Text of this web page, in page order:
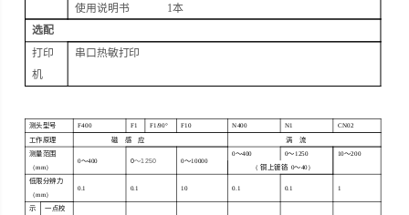
使用说明书
1本
选配
打印
机
串口热敏打印
测头型号 F400 F1 F1/90° F10 N400 N1 CN02
工作原理 磁 感 应 涡
流
测量范围
（mm）
0～400 0～1250 0～10000
0～400 0～ 1250 10～200
（铜上镀铬 0～40）
低限分辨力
（mm）
0.1 0.1 10 0.1 0.1 1
示
一点校